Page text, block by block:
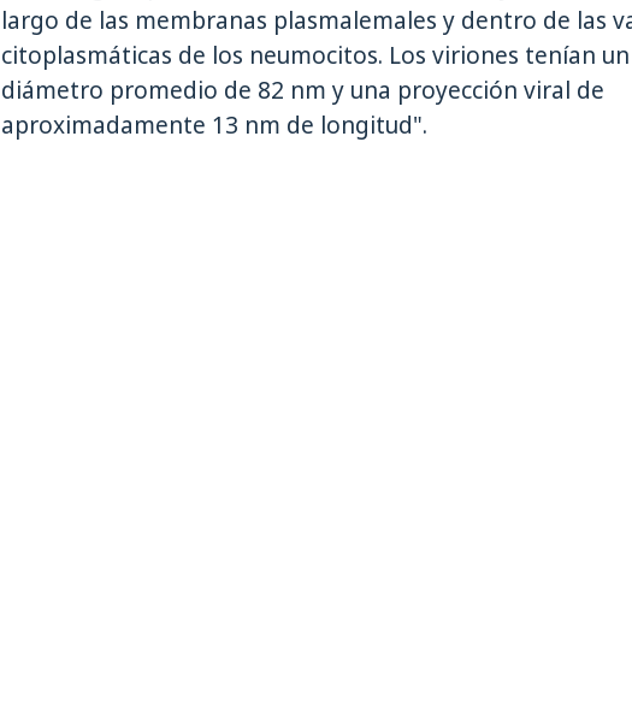
largo de las membranas plasmalemales y dentro de las
citoplasmáticas de los neumocitos. Los viriones tenían un
diámetro promedio de 82 nm y una proyección viral de
aproximadamente 13 nm de longitud".